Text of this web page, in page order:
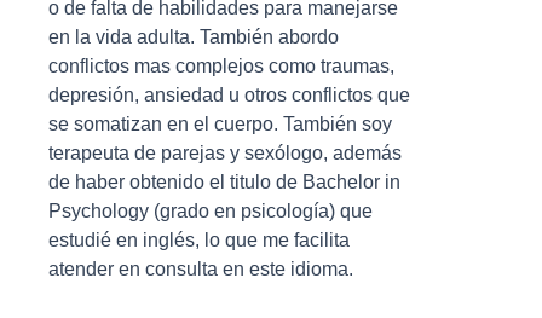
o de falta de habilidades para manejarse
en la vida adulta. También abordo
conflictos mas complejos como traumas,
depresión, ansiedad u otros conflictos que
se somatizan en el cuerpo. También soy
terapeuta de parejas y sexólogo, además
de haber obtenido el titulo de Bachelor in
Psychology (grado en psicología) que
estudié en inglés, lo que me facilita
atender en consulta en este idioma.